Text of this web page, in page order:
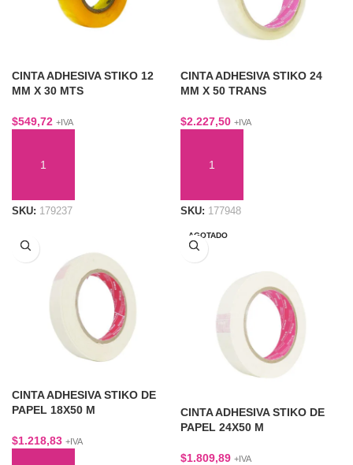
CINTA ADHESIVA STIKO 12
MM X 30 MTS
$549,72 +IVA
SKU: 179237
CINTA ADHESIVA STIKO 24
MM X 50 TRANS
$2.227,50 +IVA
SKU: 177948
CINTA ADHESIVA STIKO DE
PAPEL 18X50 M
$1.218,83 +IVA
AGOTADO
CINTA ADHESIVA STIKO DE
PAPEL 24X50 M
$1.809,89 +IVA